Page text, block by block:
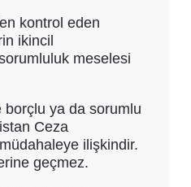
kontrol eden
ikincil
meselesi
borçlu ya da sorumlu
Ceza
ilişkindir.
geçmez.